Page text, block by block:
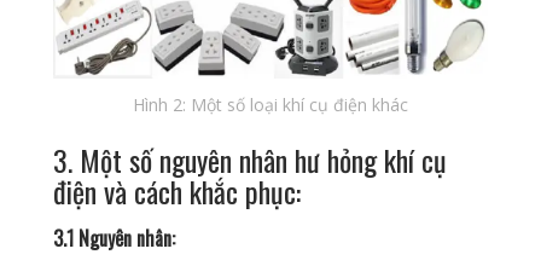
Hình 2: Một số loại khí cụ điện khác
3. Một số nguyên nhân hư hỏng khí cụ
điện và cách khắc phục:
3.1 Nguyên nhân: